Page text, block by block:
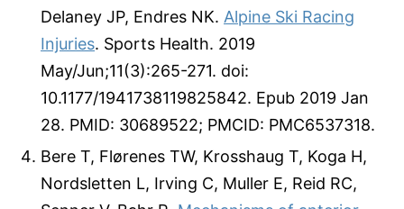
Delaney JP, Endres NK. Alpine Ski Racing
Injuries. Sports Health. 2019
May/Jun;11(3):265-271. doi:
10.1177/1941738119825842. Epub 2019 Jan
28. PMID: 30689522; PMCID: PMC6537318.
Bere T, Flørenes TW, Krosshaug T, Koga H,
Nordsletten L, Irving C, Muller E, Reid RC,